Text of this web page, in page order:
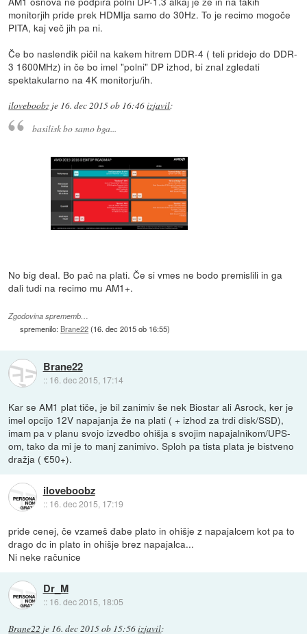
monitorjih pride prek HDMIja samo do 30Hz. To je recimo mogoče
PITA, kaj več jih pa ni.
Če bo naslendik pičil na kakem hitrem DDR-4 ( teli pridejo do DDR-
3 1600MHz) in če bo imel "polni" DP izhod, bi znal zgledati
spektakularno na 4K monitorju/ih.
iloveboobz je 16. dec 2015 ob 16:46izjavil:
basilisk bo samo bga...
No big deal. Bo pač na plati. Če si vmes ne bodo premislili in ga
dali tudi na recimo mu AM1+.
Zgodovina sprememb…
spremenilo: Brane22(16. dec 2015 ob 16:55)
Brane22
:: 16. dec 2015, 17:14
Kar se AM1 plat tiče, je bil zanimiv še nek Biostar ali Asrock, ker je
imel opcijo 12V napajanja že na plati ( + izhod za trdi disk/SSD),
imam pa v planu svojo izvedbo ohišja s svojim napajalnikom/UPS-
om, tako da mi je to manj zanimivo. Sploh pa tista plata je bistveno
dražja ( €50+).
iloveboobz
:: 16. dec 2015, 17:19
pride cenej, če vzameš đabe plato in ohišje z napajalcem kot pa to
drago dc in plato in ohišje brez napajalca...
Ni neke računice
Dr_M
:: 16. dec 2015, 18:05
Brane22 je 16. dec 2015 ob 15:56izjavil: